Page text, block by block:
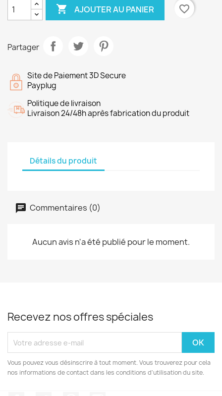
 AJOUTER AU PANIER favorite_border
Partager
Site de Paiement 3D Secure
Payplug
Politique de livraison
Livraison 24/48h après fabrication du produit
Détails du produit
Commentaires (0)
Aucun avis n'a été publié pour le moment.
Recevez nos offres spéciales
Vous pouvez vous désinscrire à tout moment. Vous trouverez pour cela
nos informations de contact dans les conditions d'utilisation du site.